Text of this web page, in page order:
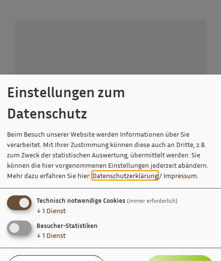
Erdaushubdeponie Berghausen
Berghausen
in der Ortsmitte Berghausen rechts
93336 Altmannstein
09446 90210
Einstellungen zum
Datenschutz
Beim Besuch unserer Website werden Informationen über Sie
verarbeitet. Mit Ihrer Zustimmung können diese auch an Dritte, z.B.
zum Zweck der statistischen Auswertung, übermittelt werden. Sie
können die hier vorgenommenen Einstellungen jederzeit abändern.
Mehr dazu erfahren Sie hier: Datenschutzerklärung/ Impressum.
Technisch notwendige Cookies (immer erforderlich)
↓ 1 Dienst
Besucher-Statistiken
↓ 1 Dienst